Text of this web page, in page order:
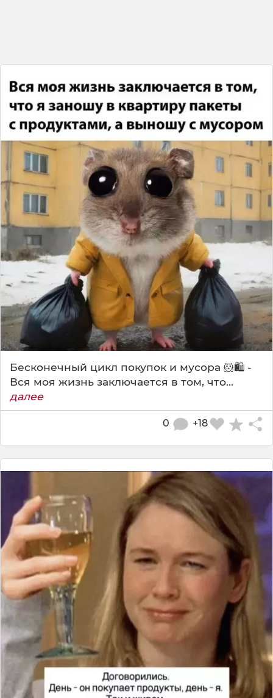
Бесконечный цикл покупок и мусора 🐹🛍️ -
Вся моя жизнь заключается в том, что...
далее
+18
0